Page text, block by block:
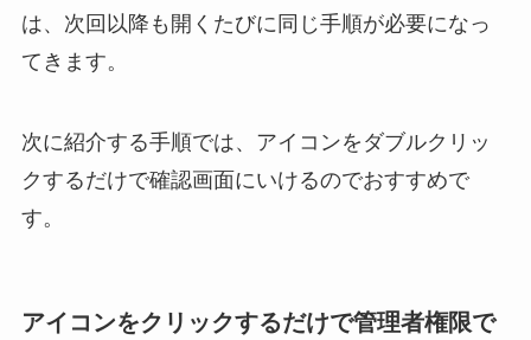
は、次回以降も開くたびに同じ手順が必要になっ
てきます。
次に紹介する手順では、アイコンをダブルクリッ
クするだけで確認画面にいけるのでおすすめで
す。
アイコンをクリックするだけで管理者権限で